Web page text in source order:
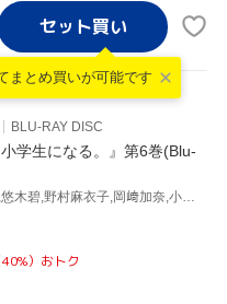
まとめ買いが可能です
BLU-RAY DISC
学生になる。』第6巻(Blu-
村田椰融,平川大輔,悠木碧,野村麻衣子,岡﨑加奈,小島幸子,関川成人,山崎寛子
）おトク